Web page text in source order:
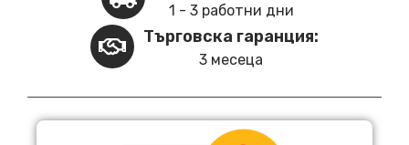
1 - 3 работни дни
Търговска гаранция:
3 месеца